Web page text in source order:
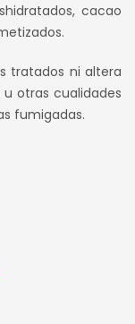
cacao
tratados ni altera
otras cualidades
fumigadas.